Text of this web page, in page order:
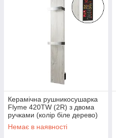
Керамічна рушникосушарка
Flyme 420ТW (2R) з двома
ручками (колір біле дерево)
Немає в наявності